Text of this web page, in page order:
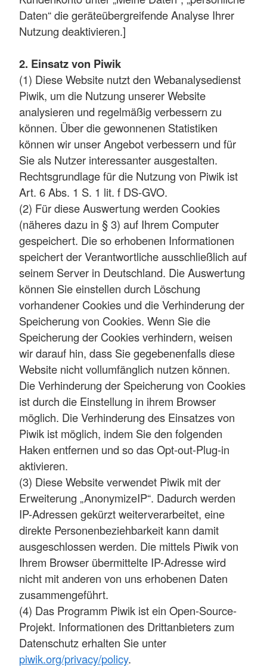
Daten“ die geräteübergreifende Analyse Ihrer
Nutzung deaktivieren.]
2. Einsatz von Piwik
(1) Diese Website nutzt den Webanalysedienst
Piwik, um die Nutzung unserer Website
analysieren und regelmäßig verbessern zu
können. Über die gewonnenen Statistiken
können wir unser Angebot verbessern und für
Sie als Nutzer interessanter ausgestalten.
Rechtsgrundlage für die Nutzung von Piwik ist
Art. 6 Abs. 1 S. 1 lit. f DS-GVO.
(2) Für diese Auswertung werden Cookies
(näheres dazu in § 3) auf Ihrem Computer
gespeichert. Die so erhobenen Informationen
speichert der Verantwortliche ausschließlich auf
seinem Server in Deutschland. Die Auswertung
können Sie einstellen durch Löschung
vorhandener Cookies und die Verhinderung der
Speicherung von Cookies. Wenn Sie die
Speicherung der Cookies verhindern, weisen
wir darauf hin, dass Sie gegebenenfalls diese
Website nicht vollumfänglich nutzen können.
Die Verhinderung der Speicherung von Cookies
ist durch die Einstellung in ihrem Browser
möglich. Die Verhinderung des Einsatzes von
Piwik ist möglich, indem Sie den folgenden
Haken entfernen und so das Opt-out-Plug-in
aktivieren.
(3) Diese Website verwendet Piwik mit der
Erweiterung „AnonymizeIP“. Dadurch werden
IP-Adressen gekürzt weiterverarbeitet, eine
direkte Personenbeziehbarkeit kann damit
ausgeschlossen werden. Die mittels Piwik von
Ihrem Browser übermittelte IP-Adresse wird
nicht mit anderen von uns erhobenen Daten
zusammengeführt.
(4) Das Programm Piwik ist ein Open-Source-
Projekt. Informationen des Drittanbieters zum
Datenschutz erhalten Sie unter
piwik.org/privacy/policy.